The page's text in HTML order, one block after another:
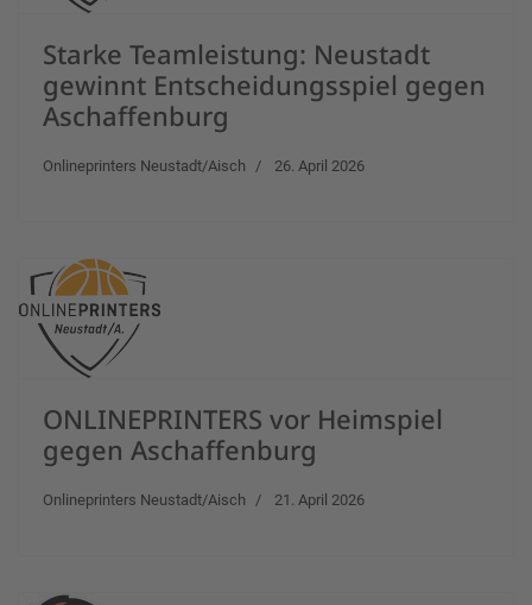
Starke Teamleistung: Neustadt
gewinnt Entscheidungsspiel gegen
Aschaffenburg
Onlineprinters Neustadt/Aisch 26. April 2026
ONLINEPRINTERS vor Heimspiel
gegen Aschaffenburg
Onlineprinters Neustadt/Aisch 21. April 2026